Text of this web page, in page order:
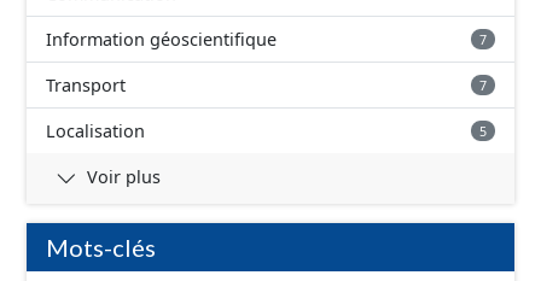
Information géoscientifique 7
Transport 7
Localisation 5
Voir plus
Mots-clés